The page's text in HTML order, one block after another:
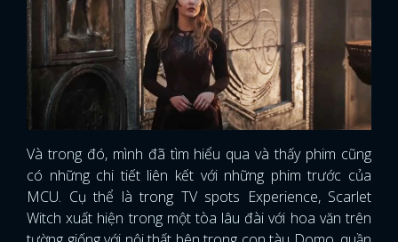
Và trong đó, mình đã tìm hiểu qua và thấy phim cũng
có những chi tiết liên kết với những phim trước của
MCU. Cụ thể là trong TV spots Experience, Scarlet
Witch xuất hiện trong một tòa lâu đài với hoa văn trên